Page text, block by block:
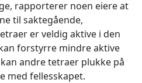
rapporterer noen eiere at
til saktegående,
er veldig aktive i den
forstyrre mindre aktive
andre tetraer plukke på
med fellesskapet.